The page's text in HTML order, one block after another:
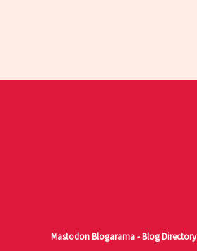
MastodonBlogarama - Blog Directory